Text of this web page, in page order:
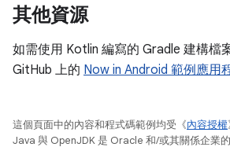
其他資源
如需使用 Kotlin 編寫的 Gradle 建構檔
GitHub 上的 Now in Android 範例應用
這個頁面中的內容和程式碼範例均受《內容授權
Java 與 OpenJDK 是 Oracle 和/或其關係企業的